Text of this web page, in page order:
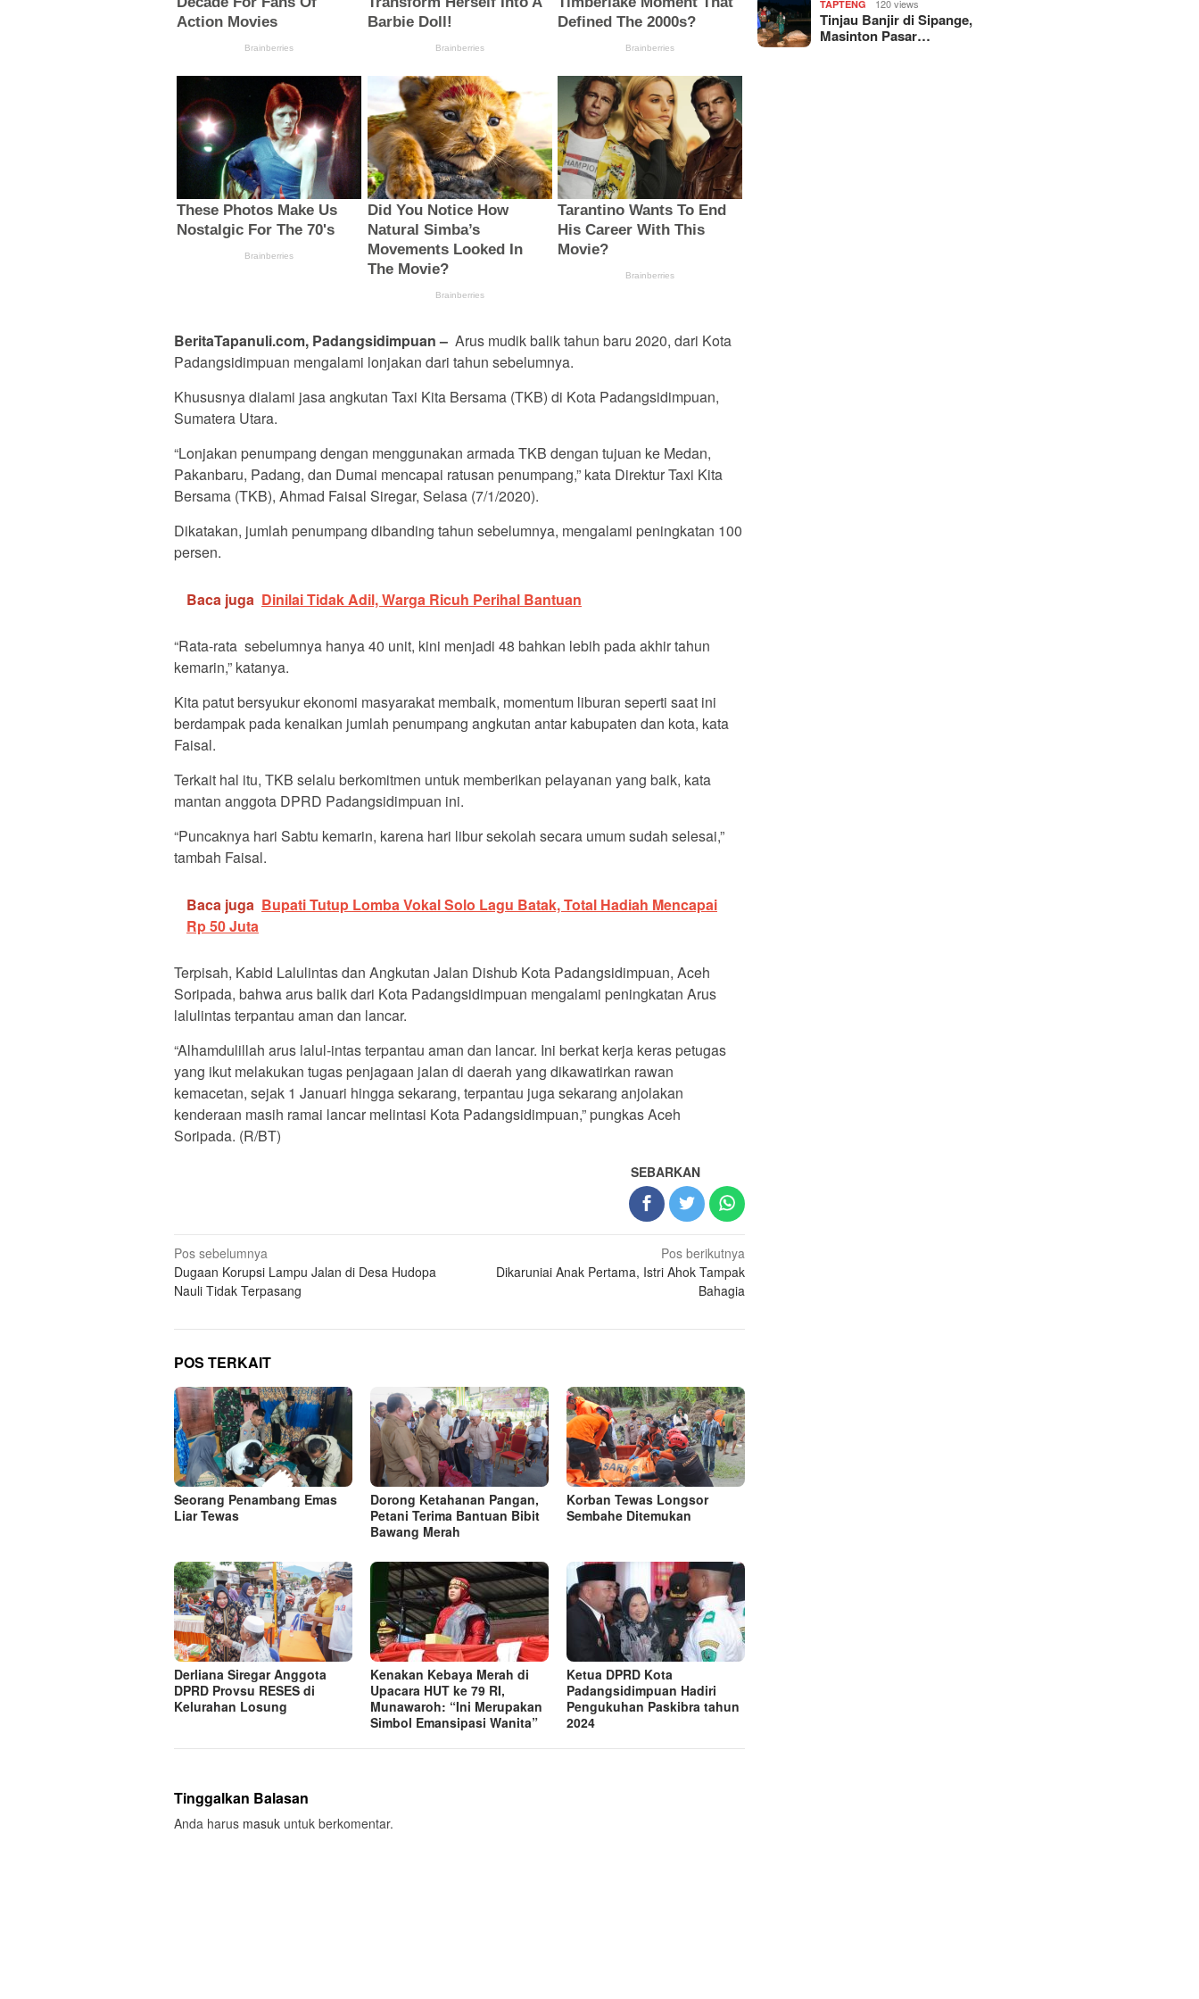
BeritaTapanuli.com, Padangsidimpuan – Arus mudik balik tahun baru 2020, dari Kota
Padangsidimpuan mengalami lonjakan dari tahun sebelumnya.
Khususnya dialami jasa angkutan Taxi Kita Bersama (TKB) di Kota Padangsidimpuan,
Sumatera Utara.
“Lonjakan penumpang dengan menggunakan armada TKB dengan tujuan ke Medan,
Pakanbaru, Padang, dan Dumai mencapai ratusan penumpang,” kata Direktur Taxi Kita
Bersama (TKB), Ahmad Faisal Siregar, Selasa (7/1/2020).
Dikatakan, jumlah penumpang dibanding tahun sebelumnya, mengalami peningkatan 100
persen.
Baca juga Dinilai Tidak Adil, Warga Ricuh Perihal Bantuan
“Rata-rata sebelumnya hanya 40 unit, kini menjadi 48 bahkan lebih pada akhir tahun
kemarin,” katanya.
Kita patut bersyukur ekonomi masyarakat membaik, momentum liburan seperti saat ini
berdampak pada kenaikan jumlah penumpang angkutan antar kabupaten dan kota, kata
Faisal.
Terkait hal itu, TKB selalu berkomitmen untuk memberikan pelayanan yang baik, kata
mantan anggota DPRD Padangsidimpuan ini.
“Puncaknya hari Sabtu kemarin, karena hari libur sekolah secara umum sudah selesai,”
tambah Faisal.
Baca juga Bupati Tutup Lomba Vokal Solo Lagu Batak, Total Hadiah Mencapai
Rp 50 Juta
Terpisah, Kabid Lalulintas dan Angkutan Jalan Dishub Kota Padangsidimpuan, Aceh
Soripada, bahwa arus balik dari Kota Padangsidimpuan mengalami peningkatan Arus
lalulintas terpantau aman dan lancar.
“Alhamdulillah arus lalul-intas terpantau aman dan lancar. Ini berkat kerja keras petugas
yang ikut melakukan tugas penjagaan jalan di daerah yang dikawatirkan rawan
kemacetan, sejak 1 Januari hingga sekarang, terpantau juga sekarang anjolakan
kenderaan masih ramai lancar melintasi Kota Padangsidimpuan,” pungkas Aceh
Soripada. (R/BT)
SEBARKAN
Navigasi
pos
Pos sebelumnya
Dugaan Korupsi Lampu Jalan di Desa Hudopa
Nauli Tidak Terpasang
Pos berikutnya
Dikaruniai Anak Pertama, Istri Ahok Tampak
Bahagia
POS TERKAIT
Seorang Penambang Emas
Liar Tewas
Dorong Ketahanan Pangan,
Petani Terima Bantuan Bibit
Bawang Merah
Korban Tewas Longsor
Sembahe Ditemukan
Derliana Siregar Anggota
DPRD Provsu RESES di
Kelurahan Losung
Kenakan Kebaya Merah di
Upacara HUT ke 79 RI,
Munawaroh: “Ini Merupakan
Simbol Emansipasi Wanita”
Ketua DPRD Kota
Padangsidimpuan Hadiri
Pengukuhan Paskibra tahun
2024
Tinggalkan Balasan
Anda harus masuk untuk berkomentar.
TAPTENG 120 views
Tinjau Banjir di Sipange,
Masinton Pasar…